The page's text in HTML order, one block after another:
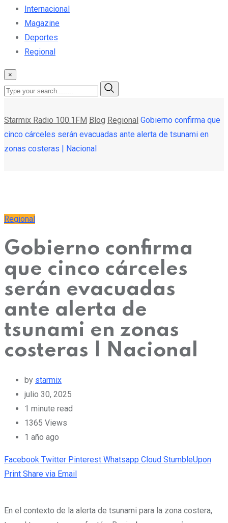
Internacional
Magazine
Deportes
Regional
×
Starmix Radio 100.1FM Blog Regional Gobierno confirma que
cinco cárceles serán evacuadas ante alerta de tsunami en
zonas costeras | Nacional
Regional
Gobierno confirma
que cinco cárceles
serán evacuadas
ante alerta de
tsunami en zonas
costeras | Nacional
by starmix
julio 30, 2025
1 minute read
1365 Views
1 año ago
Facebook Twitter Pinterest Whatsapp Cloud StumbleUpon
Print Share via Email
En el contexto de la alerta de tsunami para la zona costera,